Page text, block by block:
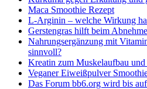
Maca Smoothie Rezept
L-Arginin – welche Wirkung
Gerstengras hilft beim
Nahrungsergänzung mit
sinnvoll?
Kreatin zum Muskelaufbau
Veganer Eiweißpulver
Das Forum bb6.org wird bis